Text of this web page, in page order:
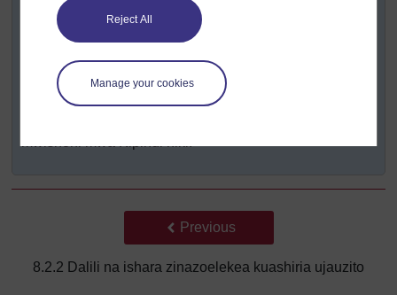
Reject All
Manage your cookies
iwapo huenda awe na ujauzito. Kumbuka kutumia lugha
ya heshima na maneno anayoweza kuelewa.
Jadili maswali yako na Mkufunzi wako katika Mkutanao
saidizi wa Masomo utakaofuata.
Back to previous page
Previous
8.2.2 Dalili na ishara zinazoelekea kuashiria ujauzito